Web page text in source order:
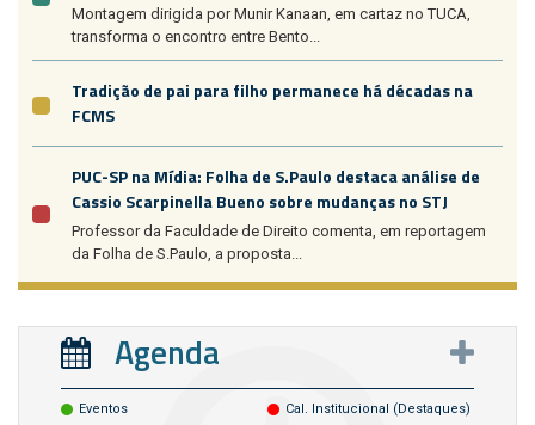
Montagem dirigida por Munir Kanaan, em cartaz no TUCA,
transforma o encontro entre Bento...
Tradição de pai para filho permanece há décadas na
FCMS
PUC-SP na Mídia: Folha de S.Paulo destaca análise de
Cassio Scarpinella Bueno sobre mudanças no STJ
Professor da Faculdade de Direito comenta, em reportagem
da Folha de S.Paulo, a proposta...
Agenda
Eventos Cal. Institucional (destaques)